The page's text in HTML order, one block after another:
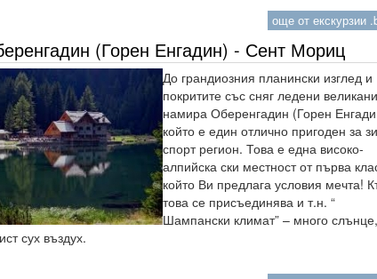
още от екскурзии
(Горен Енгадин) - Сент Мориц
До грандиозния планински изглед и
покритите със сняг ледени
намира Оберенгадин (Горен
който е един отлично пригоден за
спорт регион. Това е една високо-
алпийска ски местност от първа
който Ви предлага условия мечта!
това се присъединява и т.н. “
Шампански климат” – много слънце,
сух въздух.